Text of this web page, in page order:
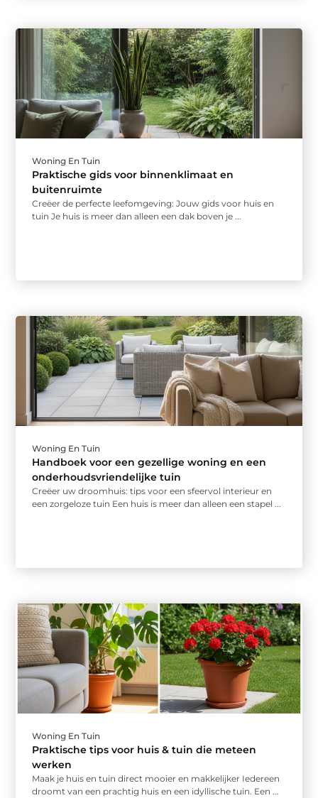
Woning En Tuin
Praktische gids voor binnenklimaat en
buitenruimte
Creëer de perfecte leefomgeving: Jouw gids voor huis en
tuin Je huis is meer dan alleen een dak boven je ...
Woning En Tuin
Handboek voor een gezellige woning en een
onderhoudsvriendelijke tuin
Creëer uw droomhuis: tips voor een sfeervol interieur en
een zorgeloze tuin Een huis is meer dan alleen een stapel ...
Woning En Tuin
Praktische tips voor huis & tuin die meteen
werken
Maak je huis en tuin direct mooier en makkelijker Iedereen
droomt van een prachtig huis en een idyllische tuin. Een ...